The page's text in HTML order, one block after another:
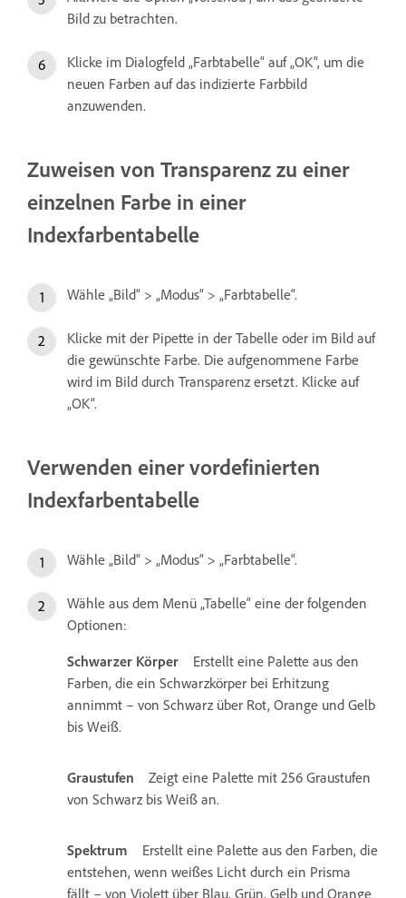
Bild zu betrachten.
Klicke im Dialogfeld „Farbtabelle“ auf „OK“, um die
neuen Farben auf das indizierte Farbbild
anzuwenden.
Zuweisen von Transparenz zu einer
einzelnen Farbe in einer
Indexfarbentabelle
Wähle „Bild“ > „Modus“ > „Farbtabelle“.
Klicke mit der Pipette in der Tabelle oder im Bild auf
die gewünschte Farbe. Die aufgenommene Farbe
wird im Bild durch Transparenz ersetzt. Klicke auf
„OK“.
Verwenden einer vordefinierten
Indexfarbentabelle
Wähle „Bild“ > „Modus“ > „Farbtabelle“.
Wähle aus dem Menü „Tabelle“ eine der folgenden
Optionen:
Schwarzer Körper
Erstellt eine Palette aus den
Farben, die ein Schwarzkörper bei Erhitzung
annimmt – von Schwarz über Rot, Orange und Gelb
bis Weiß.
Graustufen
Zeigt eine Palette mit 256 Graustufen
von Schwarz bis Weiß an.
Spektrum
Erstellt eine Palette aus den Farben, die
entstehen, wenn weißes Licht durch ein Prisma
fällt – von Violett über Blau, Grün, Gelb und Orange